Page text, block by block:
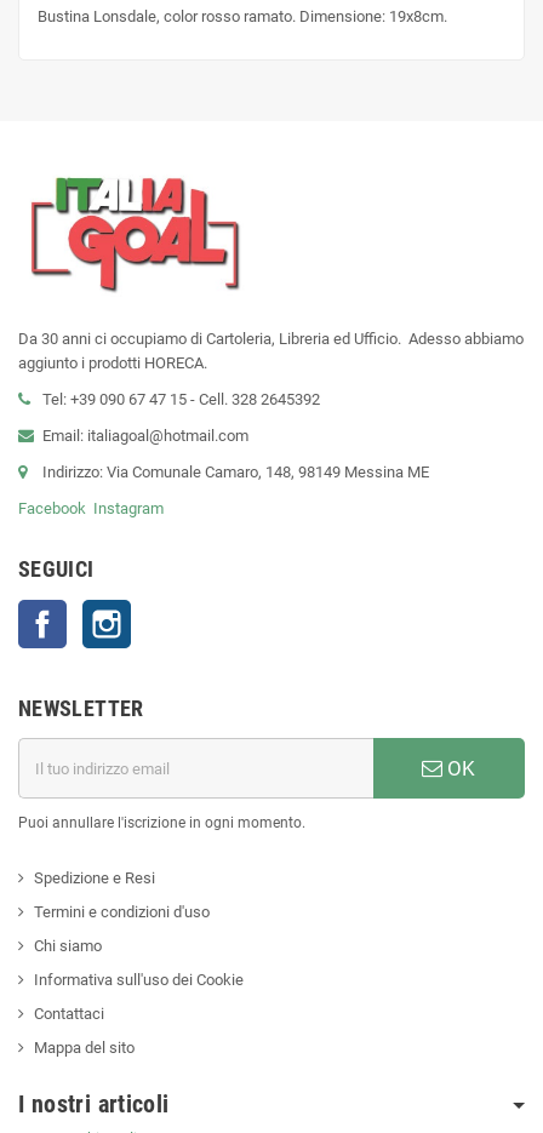
Bustina Lonsdale, color rosso ramato. Dimensione: 19x8cm.
Da 30 anni ci occupiamo di Cartoleria, Libreria ed Ufficio. Adesso abbiamo
aggiunto i prodotti HORECA.
Tel: +39 090 67 47 15 - Cell. 328 2645392
Email: italiagoal@hotmail.com
Indirizzo: Via Comunale Camaro, 148, 98149 Messina ME
Facebook Instagram
SEGUICI
Facebook
NEWSLETTER
OK
Puoi annullare l'iscrizione in ogni momento.
Spedizione e Resi
Termini e condizioni d'uso
Chi siamo
Informativa sull'uso dei Cookie
Contattaci
Mappa del sito
I nostri articoli